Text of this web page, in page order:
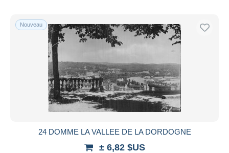
Nouveau
24 DOMME LA VALLEE DE LA DORDOGNE
± 6,82 $US